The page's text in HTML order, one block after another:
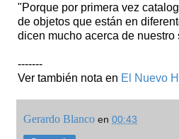
"Porque por primera vez
de objetos que están en
dicen mucho acerca de nuestro
-------
Ver también nota en El Nuevo
Gerardo Blanco en 00:43